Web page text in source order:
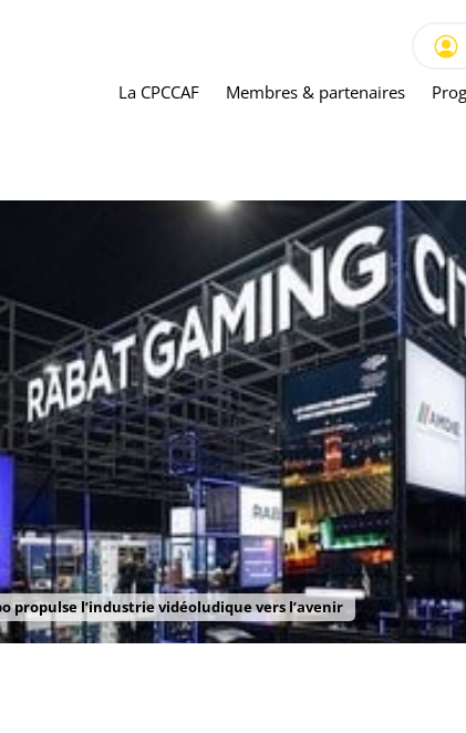
La CPCCAF Membres & partenaires
propulse l’industrie vidéoludique vers l’avenir